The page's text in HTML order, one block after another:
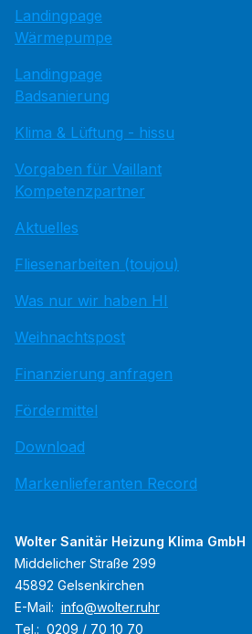
Landingpage
Wärmepumpe
Landingpage
Badsanierung
Klima & Lüftung - hissu
Vorgaben für Vaillant
Kompetenzpartner
Aktuelles
Fliesenarbeiten (toujou)
Was nur wir haben HI
Weihnachtspost
Finanzierung anfragen
Fördermittel
Download
Markenlieferanten Record
Wolter Sanitär Heizung Klima GmbH
Middelicher Straße 299
45892 Gelsenkirchen
E-Mail: info@wolter.ruhr
Tel.: 0209 / 70 10 70